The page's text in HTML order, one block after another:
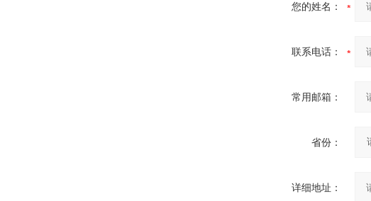
您的姓名：
联系电话：
常用邮箱：
省份：
详细地址：